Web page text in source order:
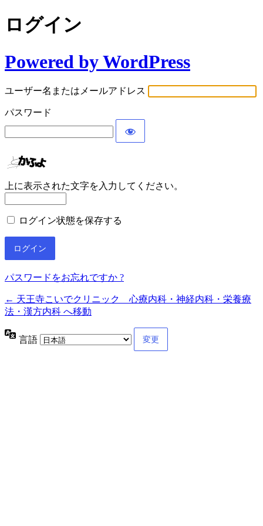
ログイン
Powered by WordPress
ユーザー名またはメールアドレス
パスワード
上に表示された文字を入力してください。
ログイン状態を保存する
パスワードをお忘れですか ?
← 天王寺こいでクリニック 心療内科・神経内科・栄養療
法・漢方内科 へ移動
言語